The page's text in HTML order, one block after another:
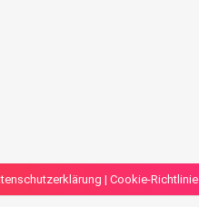
| Cookie-Richtlinie